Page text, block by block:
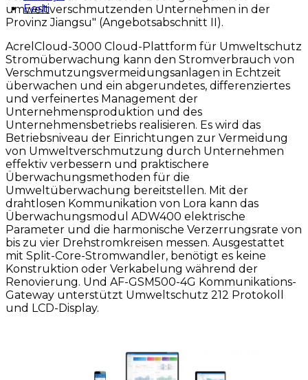
Eesti
umweltverschmutzenden Unternehmen in der
Provinz Jiangsu" (Angebotsabschnitt II).
AcrelCloud-3000 Cloud-Plattform für Umweltschutz
Stromüberwachung kann den Stromverbrauch von
Verschmutzungsvermeidungsanlagen in Echtzeit
überwachen und ein abgerundetes, differenziertes
und verfeinertes Management der
Unternehmensproduktion und des
Unternehmensbetriebs realisieren. Es wird das
Betriebsniveau der Einrichtungen zur Vermeidung
von Umweltverschmutzung durch Unternehmen
effektiv verbessern und praktischere
Überwachungsmethoden für die
Umweltüberwachung bereitstellen. Mit der
drahtlosen Kommunikation von Lora kann das
Überwachungsmodul ADW400 elektrische
Parameter und die harmonische Verzerrungsrate von
bis zu vier Drehstromkreisen messen. Ausgestattet
mit Split-Core-Stromwandler, benötigt es keine
Konstruktion oder Verkabelung während der
Renovierung. Und AF-GSM500-4G Kommunikations-
Gateway unterstützt Umweltschutz 212 Protokoll
und LCD-Display.